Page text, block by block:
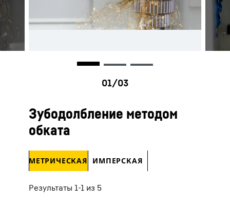
Зубодолбление методом
обката
Результаты 1-1 из 5
МЕТРИЧЕСКАЯ ИМПЕРСКАЯ